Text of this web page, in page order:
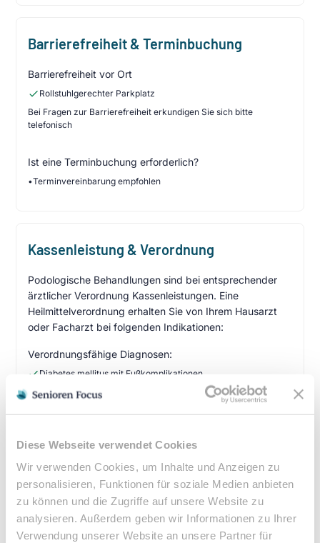
Diese Webseite verwendet Cookies
Wir verwenden Cookies, um Inhalte und Anzeigen zu
personalisieren, Funktionen für soziale Medien anbieten
zu können und die Zugriffe auf unsere Website zu
analysieren. Außerdem geben wir Informationen zu Ihrer
Verwendung unserer Website an unsere Partner für
Barrierefreiheit & Terminbuchung
Barrierefreiheit vor Ort
Rollstuhlgerechter Parkplatz
Bei Fragen zur Barrierefreiheit erkundigen Sie sich bitte
telefonisch
Ist eine Terminbuchung erforderlich?
•Terminvereinbarung empfohlen
Kassenleistung & Verordnung
Podologische Behandlungen sind bei entsprechender
ärztlicher Verordnung Kassenleistungen. Eine
Heilmittelverordnung erhalten Sie von Ihrem Hausarzt
oder Facharzt bei folgenden Indikationen:
Verordnungsfähige Diagnosen:
Diabetes mellitus mit Fußkomplikationen
Durchblutungsstörungen der Füße
Zuzahlung & Kosten:
•10% Zuzahlung pro Behandlung (mind. 5€, max. 10€)
•Befreiung bei chronischen Erkrankungen möglich
•Privatleistungen nach individueller Vereinbarung